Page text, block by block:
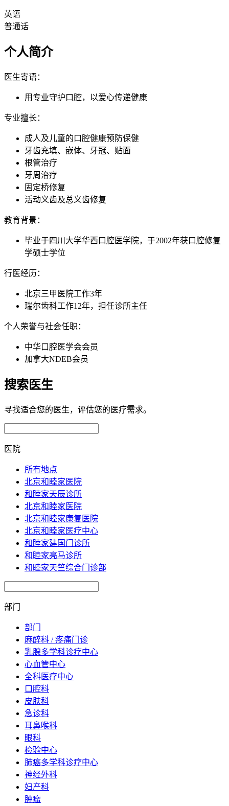
英语
普通话
个人简介
医生寄语：
用专业守护口腔，以爱心传递健康
专业擅长：
成人及儿童的口腔健康预防保健
牙齿充填、嵌体、牙冠、贴面
根管治疗
牙周治疗
固定桥修复
活动义齿及总义齿修复
教育背景：
毕业于四川大学华西口腔医学院，于2002年获口腔修复
学硕士学位
行医经历：
北京三甲医院工作3年
瑞尔齿科工作12年，担任诊所主任
个人荣誉与社会任职：
中华口腔医学会会员
加拿大NDEB会员
搜索医生
寻找适合您的医生，评估您的医疗需求。
医院
所有地点
北京和睦家医院
和睦家天辰诊所
北京和睦家医院
北京和睦家康复医院
北京和睦家医疗中心
和睦家建国门诊所
和睦家亮马诊所
和睦家天竺综合门诊部
部门
部门
麻醉科 / 疼痛门诊
乳腺多学科诊疗中心
心血管中心
全科医疗中心
口腔科
皮肤科
急诊科
耳鼻喉科
眼科
检验中心
肺癌多学科诊疗中心
神经外科
妇产科
肿瘤